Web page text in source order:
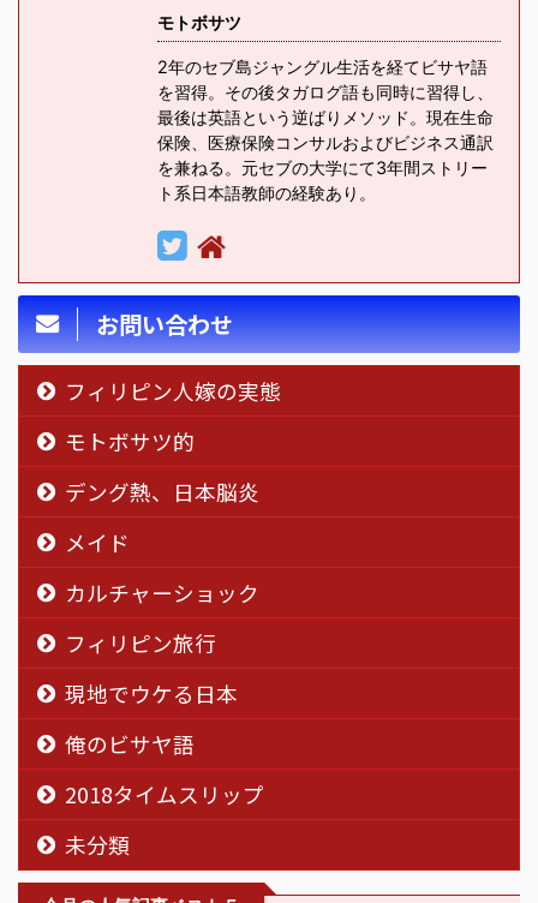
モトボサツ
2年のセブ島ジャングル生活を経てビサヤ語
を習得。その後タガログ語も同時に習得し、
最後は英語という逆ばりメソッド。現在生命
保険、医療保険コンサルおよびビジネス通訳
を兼ねる。元セブの大学にて3年間ストリー
ト系日本語教師の経験あり。
お問い合わせ
フィリピン人嫁の実態
モトボサツ的
デング熱、日本脳炎
メイド
カルチャーショック
フィリピン旅行
現地でウケる日本
俺のビサヤ語
2018タイムスリップ
未分類